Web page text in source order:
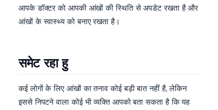
आपके डॉक्टर को आपकी आंखों की स्थिति से अपडेट रखता है और
आंखों के स्वास्थ्य को बनाए रखता है।
समेट रहा हु
कई लोगों के लिए आंखों का तनाव कोई बड़ी बात नहीं है, लेकिन
इससे निपटने वाला कोई भी व्यक्ति आपको बता सकता है कि यह